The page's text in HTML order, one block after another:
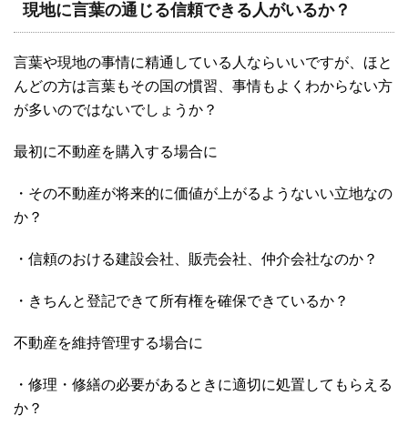
現地に言葉の通じる信頼できる人がいるか？
言葉や現地の事情に精通している人ならいいですが、ほと
んどの方は言葉もその国の慣習、事情もよくわからない方
が多いのではないでしょうか？
最初に不動産を購入する場合に
・その不動産が将来的に価値が上がるようないい立地なの
か？
・信頼のおける建設会社、販売会社、仲介会社なのか？
・きちんと登記できて所有権を確保できているか？
不動産を維持管理する場合に
・修理・修繕の必要があるときに適切に処置してもらえる
か？